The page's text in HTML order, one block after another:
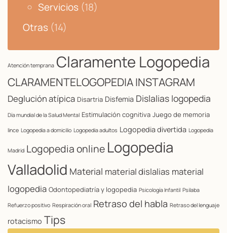
Servicios (18)
Otras (14)
Atención temprana Claramente Logopedia
CLARAMENTELOGOPEDIA INSTAGRAM
Deglución atípica Disartria Disfemia Dislalias logopedia
Día mundial de la Salud Mental Estimulación cognitiva Juego de memoria
lince Logopedia a domicilio Logopedia adultos Logopedia divertida Logopedia
Madrid Logopedia online Logopedia
Valladolid Material material dislalias material
logopedia Odontopediatría y logopedia Psicología Infantil Psilaba
Refuerzo positivo Respiración oral Retraso del habla Retraso del lenguaje
rotacismo Tips